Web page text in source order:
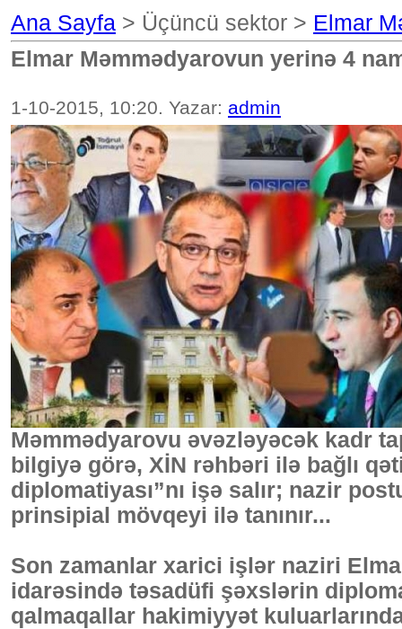
Ana Sayfa > Üçüncü sektor > Elmar
Elmar Məmmədyarovun yerinə 4
1-10-2015, 10:20. Yazar: admin
Məmmədyarovu əvəzləyəcək kadr
bilgiyə görə, XİN rəhbəri ilə bağlı
diplomatiyası”nı işə salır; nazir
prinsipial mövqeyi ilə tanınır...
Son zamanlar xarici işlər naziri
idarəsində təsadüfi şəxslərin
qalmaqallar hakimiyyət